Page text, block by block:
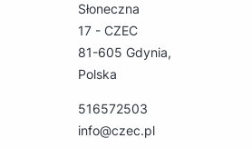
Słoneczna
17 - CZEC
81-605 Gdynia,
Polska
516572503
info@czec.pl